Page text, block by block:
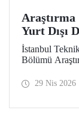
Yurt Dışı
İstanbul
Bölümü
Bursu29 Nis 2026